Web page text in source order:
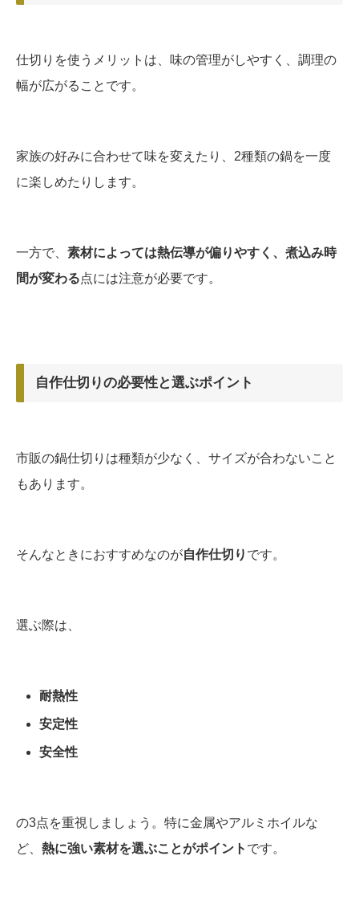
仕切りを使うメリットは、味の管理がしやすく、調理の
幅が広がることです。
家族の好みに合わせて味を変えたり、2種類の鍋を一度
に楽しめたりします。
一方で、 素材によっては熱伝導が偏りやすく、煮込み時
間が変わる点には注意が必要です。
自作仕切りの必要性と選ぶポイント
市販の鍋仕切りは種類が少なく、サイズが合わないこと
もあります。
そんなときにおすすめなのが自作仕切り です。
選ぶ際は、
耐熱性
安定性
安全性
の3点を重視しましょう。特に金属やアルミホイルな
ど、 熱に強い素材を選ぶことがポイント です。